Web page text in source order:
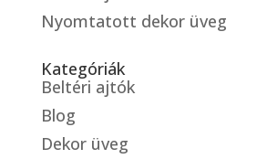
Nyomtatott dekor üveg
Kategóriák
Beltéri ajtók
Blog
Dekor üveg